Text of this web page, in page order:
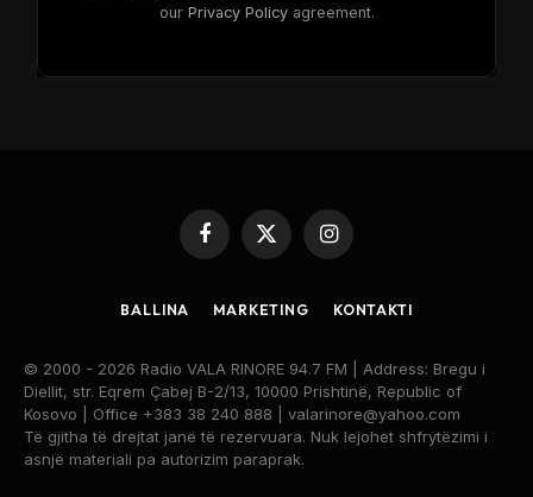
our Privacy Policyagreement.
Facebook
X
(Twitter)
Instagram
BALLINA MARKETING KONTAKTI
© 2000 - 2026 Radio VALA RINORE 94.7 FM | Address: Bregu i
Diellit, str. Eqrem Çabej B-2/13, 10000 Prishtinë, Republic of
Kosovo | Office +383 38 240 888 | valarinore@yahoo.com
Të gjitha të drejtat janë të rezervuara. Nuk lejohet shfrytëzimi i
asnjë materiali pa autorizim paraprak.